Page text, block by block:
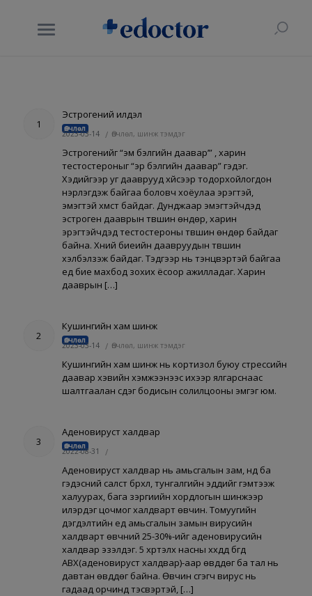
1
Эстрогений илүүдэл
Өвчлөл
2023-03-14 / Өвчлөл, шинж тэмдэг
Эстрогенийг “эм бэлгийн даавар’” , харин
тестостероныг “эр бэлгийн даавар” гэдэг.
Хэдийгээр уг дааврууд хүйсээр тодорхойлогдон
нэрлэгдэж байгаа боловч хоёулаа эрэгтэй,
эмэгтэй хүмүүст байдаг. Дунджаар эмэгтэйчүүдэд
эстроген дааврын түвшин өндөр, харин
эрэгтэйчүүдэд тестостероны түвшин өндөр байдаг
байна. Хүний биеийн даавруудын түвшин
хэлбэлзэж байдаг. Тэдгээр нь тэнцвэртэй байгаа
үед бие махбод зохих ёсоор ажилладаг. Харин
дааврын […]
2
Кушингийн хам шинж
Өвчлөл
2023-03-14 / Өвчлөл, шинж тэмдэг
Кушингийн хам шинж нь кортизол буюу стрессийн
даавар хэвийн хэмжээнээс ихээр ялгарснаас
шалтгаалан үүсдэг бодисын солилцооны эмгэг юм.
3
Аденовируст халдвар
Өвчлөл
2022-08-31 /
Аденовируст халдвар нь амьсгалын зам, нүд ба
гэдэсний салст бүрхүүл, тунгалгийн эдүүдийг гэмтээж
халуурах, бага зэргиийн хордлогын шинжээр
илэрдэг цочмог халдварт өвчин. Томуугийн
дэгдэлтийн үед амьсгалын замын вирусийн
халдварт өвчний 25-30%-ийг аденовирусийн
халдвар эзэлдэг. 5 хүртэлх насны хүүхдүүд бүгд
АВХ(аденовируст халдвар)-аар өвддөг ба тал нь
давтан өвддөг байна. Өвчин үүсгэгч вирус нь
гадаад орчинд тэсвэртэй, […]